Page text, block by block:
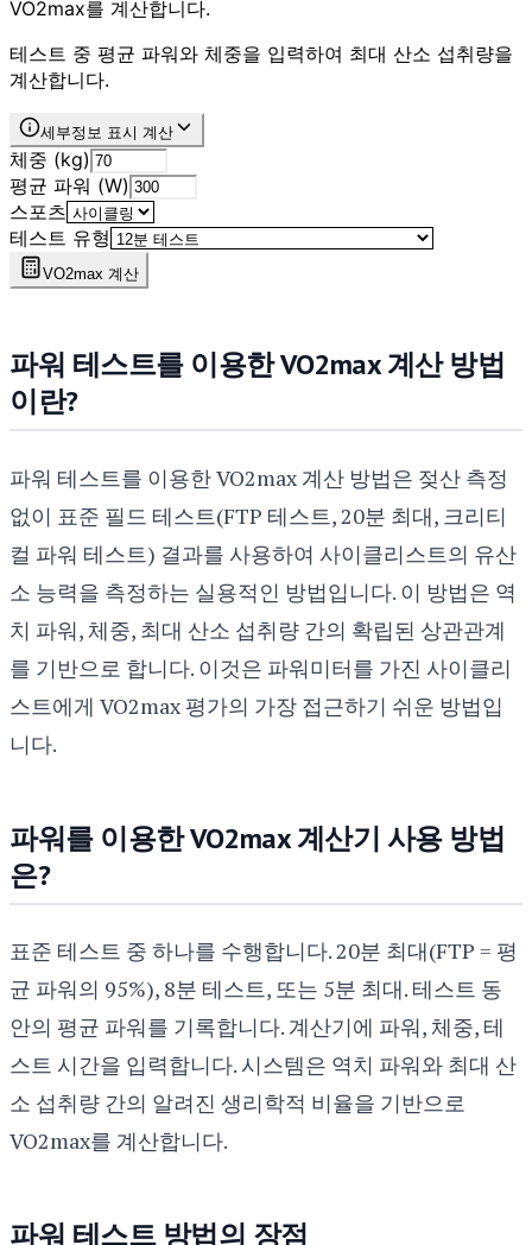
VO2max를 계산합니다.
테스트 중 평균 파워와 체중을 입력하여 최대 산소 섭취량을
계산합니다.
세부정보 표시 계산
체중 (kg)
평균 파워 (W)
스포츠
테스트 유형
VO2max 계산
파워 테스트를 이용한 VO2max 계산 방법
이란?
파워 테스트를 이용한 VO2max 계산 방법은 젖산 측정
없이 표준 필드 테스트(FTP 테스트, 20분 최대, 크리티
컬 파워 테스트) 결과를 사용하여 사이클리스트의 유산
소 능력을 측정하는 실용적인 방법입니다. 이 방법은 역
치 파워, 체중, 최대 산소 섭취량 간의 확립된 상관관계
를 기반으로 합니다. 이것은 파워미터를 가진 사이클리
스트에게 VO2max 평가의 가장 접근하기 쉬운 방법입
니다.
파워를 이용한 VO2max 계산기 사용 방법
은?
표준 테스트 중 하나를 수행합니다. 20분 최대(FTP = 평
균 파워의 95%), 8분 테스트, 또는 5분 최대. 테스트 동
안의 평균 파워를 기록합니다. 계산기에 파워, 체중, 테
스트 시간을 입력합니다. 시스템은 역치 파워와 최대 산
소 섭취량 간의 알려진 생리학적 비율을 기반으로
VO2max를 계산합니다.
파워 테스트 방법의 장점